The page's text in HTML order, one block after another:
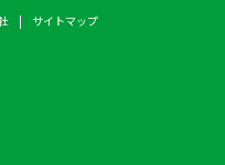
サイトマップ